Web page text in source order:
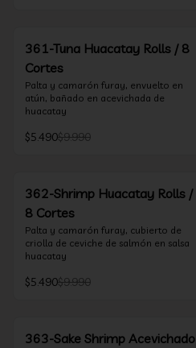
361-Tuna Huacatay Rolls / 8
Cortes
Palta y camarón furay, envuelto en
atún, bañado en acevichada de
huacatay
$5.490$9.990
362-Shrimp Huacatay Rolls /
8 Cortes
Palta y camarón furay, cubierto de
criolla de ceviche de salmón en salsa
huacatay
$5.490$9.990
363-Sake Shrimp Acevichado